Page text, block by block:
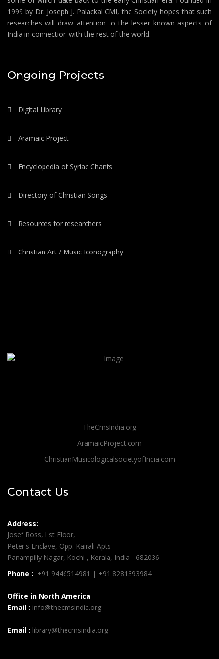
1999 by Dr. Joseph J. Palackal CMI, the Society hopes that such
researches will draw attention to the lesser known aspects of
India in connection with the rest of the world.
Ongoing Projects
Digital Library
Aramaic Project
Encyclopedia of Syriac Chants
Directory of Christian Songs
Resources for researchers
Christian Art / Music Iconography
TheCmsIndia.org
AramaicProject.com
ChristianMusicologicalsocietyofIndia.com
Contact Us
Address:
Josef Ross, I st Floor,
Peter's Enclave, Opp. Kairali Apts
Panampilly Nagar, Kochi , Kerala, India - 682036
Phone : +91 9446514981 | +91 8281393984
Office in North America
Email : info@thecmsindia.org
Email : library@thecmsindia.org